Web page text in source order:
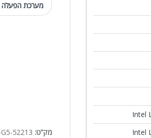
מערכת הפעלה
מק"ט: 52213
Intel
Intel